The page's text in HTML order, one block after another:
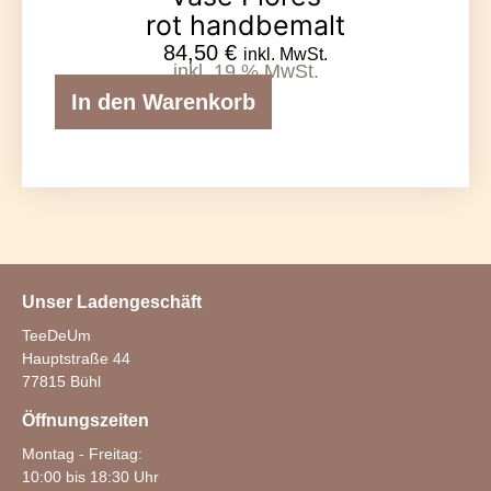
rot handbemalt
84,50 € inkl. MwSt.
inkl. 19 % MwSt.
In den Warenkorb
Unser Ladengeschäft
TeeDeUm
Hauptstraße 44
77815 Bühl
Öffnungszeiten
Montag - Freitag:
10:00 bis 18:30 Uhr